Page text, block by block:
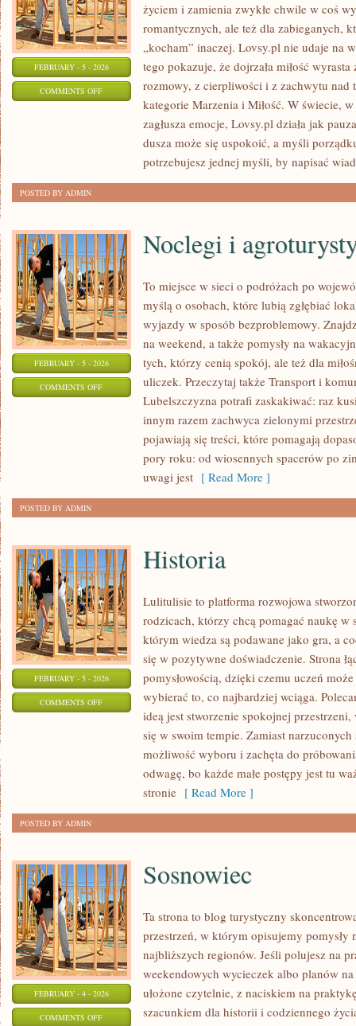
FEBRUARY - 5 - 2026
COMMENTS OFFON
życiem i zamienia zwykłe chwile w coś
romantycznych, ale też dla zabieganych,
„kocham” inaczej. Lovsy.pl nie udaje na
tego pokazuje, że dojrzała miłość
rozmowy, z cierpliwości i z zachwytu nad
kategorie Marzenia i Miłość. W świecie,
zagłusza emocje, Lovsy.pl działa jak
dusza może się uspokoić, a myśli
potrzebujesz jednej myśli, by napisać
POSTED BY ADMIN
FEBRUARY - 5 - 2026
COMMENTS OFFON
AGROTURYSTYKA
Noclegi i
To miejsce w sieci o podróżach po
myślą o osobach, które lubią zgłębiać
wyjazdy w sposób bezproblemowy.
na weekend, a także pomysły na
tych, którzy cenią spokój, ale też dla
uliczek. Przeczytaj także Transport i
Lubelszczyzna potrafi zaskakiwać: raz
innym razem zachwyca zielonymi
pojawiają się treści, które pomagają
pory roku: od wiosennych spacerów po
uwagi jest [ Read More ]
POSTED BY ADMIN
FEBRUARY - 5 - 2026
COMMENTS OFFON
Historia
Lulitulisie to platforma rozwojowa
rodzicach, którzy chcą pomagać naukę w
którym wiedza są podawane jako gra, a
się w pozytywne doświadczenie. Strona
pomysłowością, dzięki czemu uczeń
wybierać to, co najbardziej wciąga.
ideą jest stworzenie spokojnej
się w swoim tempie. Zamiast
możliwość wyboru i zachęta do
odwagę, bo każde małe postępy jest tu
stronie [ Read More ]
POSTED BY ADMIN
FEBRUARY - 4 - 2026
COMMENTS OFFON
Sosnowiec
Ta strona to blog turystyczny
przestrzeń, w którym opisujemy pomysły
najbliższych regionów. Jeśli polujesz na
weekendowych wycieczek albo planów
ułożone czytelnie, z naciskiem na
szacunkiem dla historii i codziennego